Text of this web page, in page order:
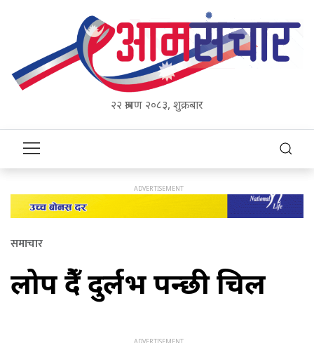
२२ श्रावण २०८३, शुक्रबार
समाचार
लोप हुँदै दुर्लभ पन्छी हुचिल